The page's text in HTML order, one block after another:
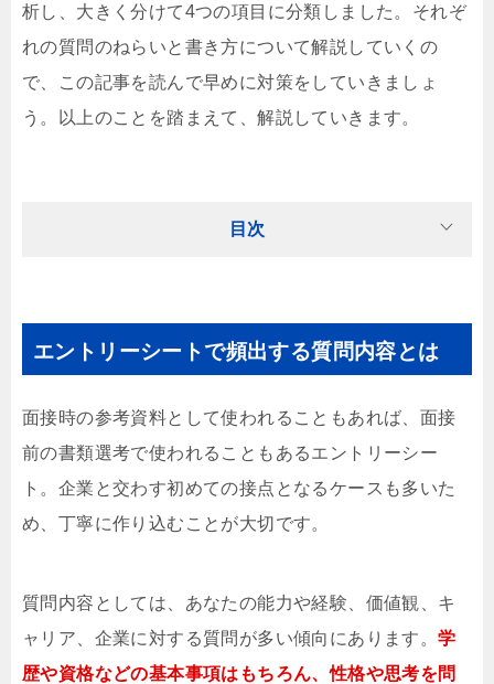
析し、大きく分けて4つの項目に分類しました。それぞ
れの質問のねらいと書き方について解説していくの
で、この記事を読んで早めに対策をしていきましょ
う。以上のことを踏まえて、解説していきます。
目次
エントリーシートで頻出する質問内容とは
面接時の参考資料として使われることもあれば、面接
前の書類選考で使われることもあるエントリーシー
ト。企業と交わす初めての接点となるケースも多いた
め、丁寧に作り込むことが大切です。
質問内容としては、あなたの能力や経験、価値観、キ
ャリア、企業に対する質問が多い傾向にあります。学
歴や資格などの基本事項はもちろん、性格や思考を問